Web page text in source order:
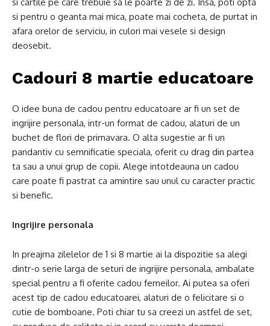
si pentru o geanta mai mica, poate mai cocheta, de purtat in
afara orelor de serviciu, in culori mai vesele si design
deosebit.
Cadouri 8 martie educatoare
O idee buna de cadou pentru educatoare ar fi un set de
ingrijire personala, intr-un format de cadou, alaturi de un
buchet de flori de primavara. O alta sugestie ar fi un
pandantiv cu semnificatie speciala, oferit cu drag din partea
ta sau a unui grup de copii. Alege intotdeauna un cadou
care poate fi pastrat ca amintire sau unul cu caracter practic
si benefic.
Ingrijire personala
In preajma zilelelor de 1 si 8 martie ai la dispozitie sa alegi
dintr-o serie larga de seturi de ingrijire personala, ambalate
special pentru a fi oferite cadou femeilor. Ai putea sa oferi
acest tip de cadou educatoarei, alaturi de o felicitare si o
cutie de bomboane. Poti chiar tu sa creezi un astfel de set,